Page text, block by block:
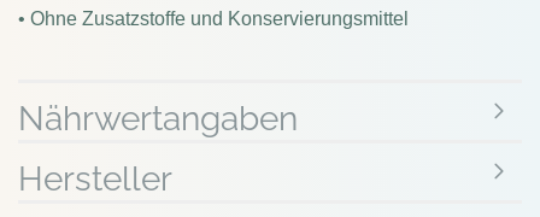
• Ohne Zusatzstoffe und Konservierungsmittel
Nährwertangaben
Hersteller